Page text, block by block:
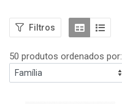
Filtros
50 produtos ordenados por: